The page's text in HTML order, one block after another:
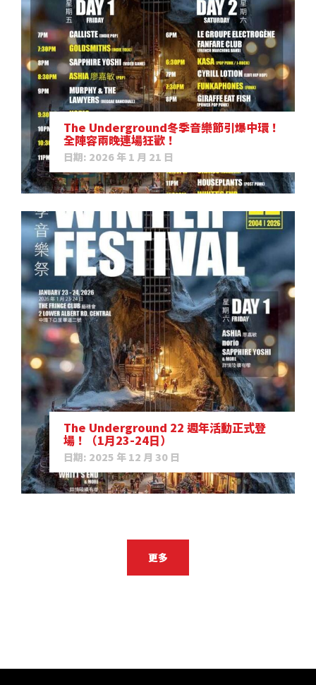
The Underground冬季音樂節引爆中環！
全陣容兩晚連場狂歡！
日期: 2026 年 1 月 21 日
The Underground 22 週年活動正式登
場！（1月23-24日）
日期: 2025 年 12 月 30 日
更多